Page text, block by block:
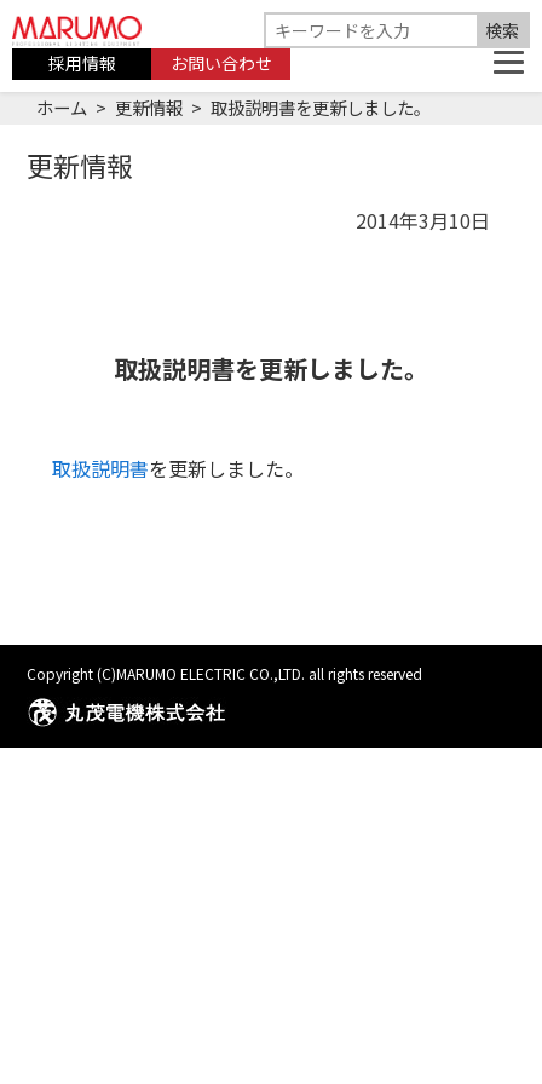
採用情報 お問い合わせ
ホーム 更新情報 取扱説明書を更新しました。
更新情報
2014年3月10日
取扱説明書を更新しました。
取扱説明書を更新しました。
Copyright (C)MARUMO ELECTRIC CO.,LTD. all rights reserved